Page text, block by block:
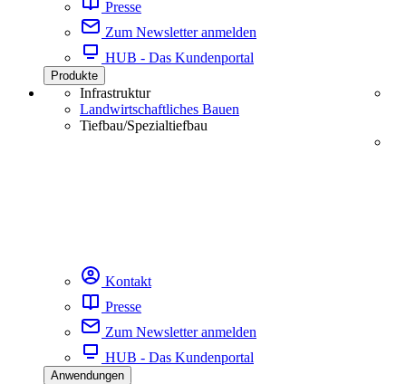
Presse
Zum Newsletter anmelden
HUB - Das Kundenportal
Produkte
Infrastruktur
Landwirtschaftliches Bauen
Tiefbau/Spezialtiefbau
Kontakt
Presse
Zum Newsletter anmelden
HUB - Das Kundenportal
Anwendungen